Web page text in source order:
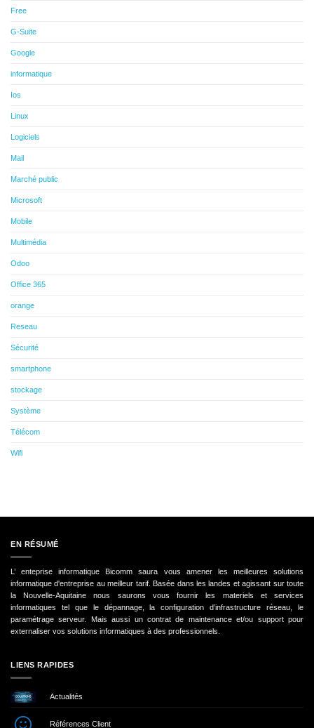
Free
G-Suite
Google
informatique
Ios
Linux
Logiciels
Mail
Marché public
Microsoft
Mobile
Multimédia
Odoo
Office 365
orange
Reseau
Sécurité
smartphone
stockage
Système
Télécom
Wifi
EN RÉSUMÉ
L’ enteprise informatique Bicomm saura vous amener les meilleures solutions
informatique d'entreprise au meilleur tarif. Basée dans les landes et agissant sur toute
la Nouvelle-Aquitaine nous saurons vous fournir les materiels et services
informatiques tel que le dépannage, la configuration d’infrastructure réseau, le
paramétrage serveur. Mais aussi un contrat de maintenance et/ou support pour
externaliser vos solutions informatiques à des professionnels.
LIENS RAPIDES
Actualités
Références Client